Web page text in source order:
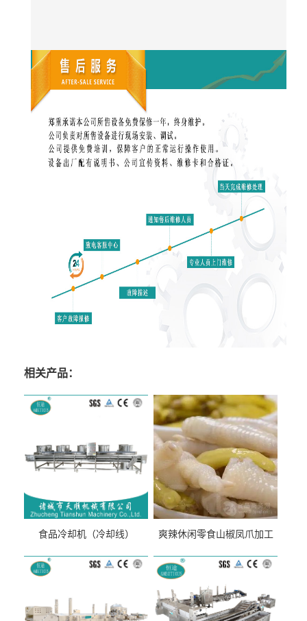
相关产品：
食品冷却机（冷却线）
爽辣休闲零食山椒凤爪加工
流水线）